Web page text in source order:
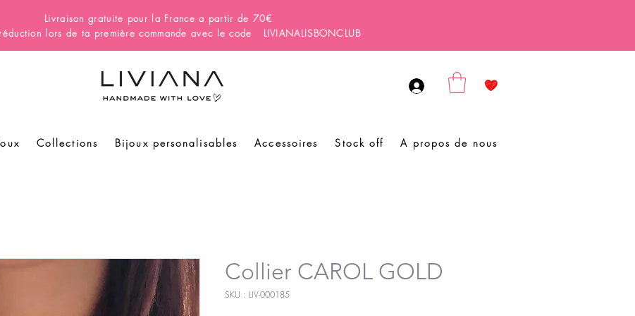
Livraison gratuite pour la France a partir de 70€
lors de ta première commande avec le code LIVIANALISBONCLUB
Collections Bijoux personalisables Accessoires Stock off A propos de nous
Collier CAROL GOLD
SKU : LIV-000185